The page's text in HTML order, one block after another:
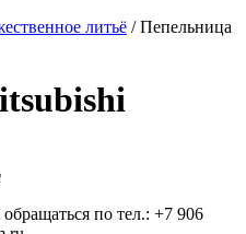
литьё /Пепельница
по тел.: +7 906